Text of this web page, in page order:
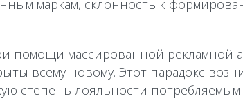
маркам, склонность к
помощи массированной рекламной
всему новому. Этот парадокс
степень лояльности потребляемым